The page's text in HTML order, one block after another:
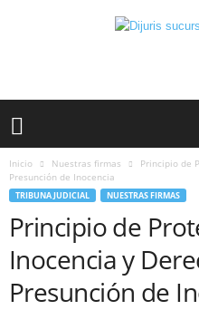
Inicio Nuestras firmas
Principio de
Presunción de Inocencia
TRIBUNA JUDICIAL NUESTRAS FIRMAS
Principio de
Inocencia y
Presunción de